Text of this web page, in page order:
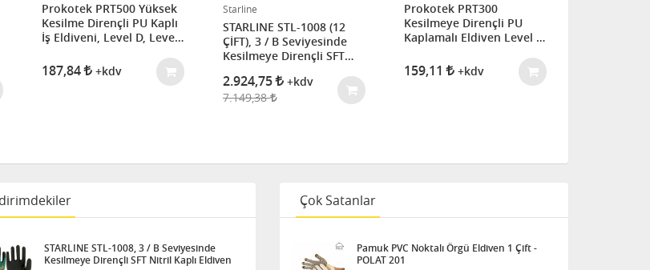
Prokotek PRT500 Yüksek
Kesilme Dirençli PU Kaplı
İş Eldiveni, Level D, Level
187,84 +kdv
Starline
STARLINE STL-1008 (12
ÇİFT), 3 / B Seviyesinde
Kesilmeye Dirençli SFT
2.924,75 +kdv
7.149,38
Prokotek PRT300
Kesilmeye Dirençli PU
Kaplamalı Eldiven Level B,
159,11 +kdv
STARLINE STL-1008, 3 / B Seviyesinde
Kesilmeye Dirençli SFT Nitril Kaplı Eldiven
Çok Satanlar
Pamuk PVC Noktalı Örgü Eldiven 1 Çift -
POLAT 201